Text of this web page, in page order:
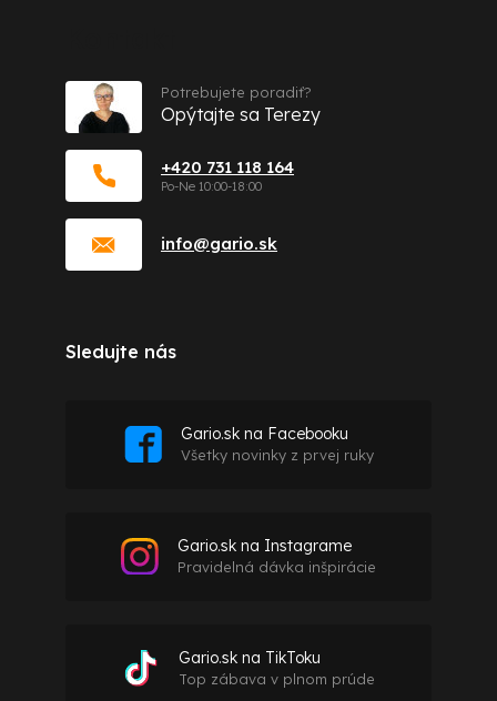
info@gario.sk
+420 731 118 164
Potrebujete poradiť?
Opýtajte sa Terezy
Sledujte nás
Gario.sk na Facebooku
Všetky novinky z prvej ruky
Gario.sk na Instagrame
Pravidelná dávka inšpirácie
Gario.sk na TikToku
Top zábava v plnom prúde